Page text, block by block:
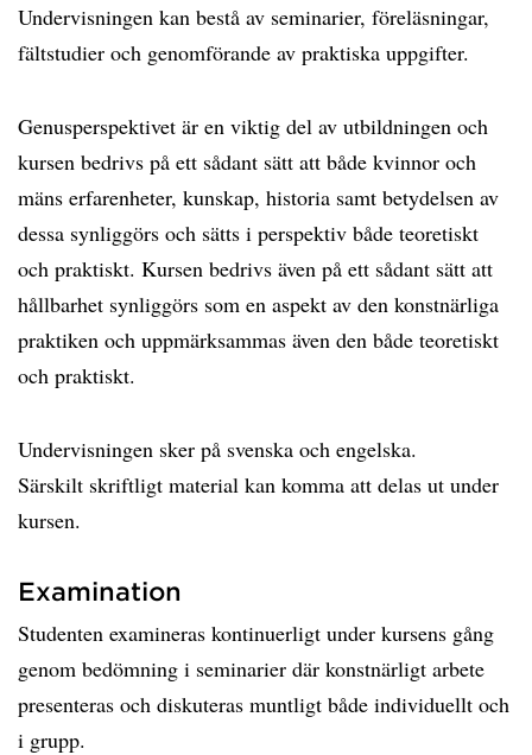
Undervisningen kan bestå av seminarier, föreläsningar,
fältstudier och genomförande av praktiska uppgifter.
Genusperspektivet är en viktig del av utbildningen och
kursen bedrivs på ett sådant sätt att både kvinnor och
mäns erfarenheter, kunskap, historia samt betydelsen av
dessa synliggörs och sätts i perspektiv både teoretiskt
och praktiskt. Kursen bedrivs även på ett sådant sätt att
hållbarhet synliggörs som en aspekt av den konstnärliga
praktiken och uppmärksammas även den både teoretiskt
och praktiskt.
Undervisningen sker på svenska och engelska.
Särskilt skriftligt material kan komma att delas ut under
kursen.
Examination
Studenten examineras kontinuerligt under kursens gång
genom bedömning i seminarier där konstnärligt arbete
presenteras och diskuteras muntligt både individuellt och
i grupp.